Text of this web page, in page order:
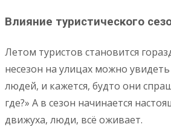
Влияние туристического
Летом туристов становится
несезон на улицах можно
людей, и кажется, будто они
где?» А в сезон начинается
движуха, люди, всё оживает.